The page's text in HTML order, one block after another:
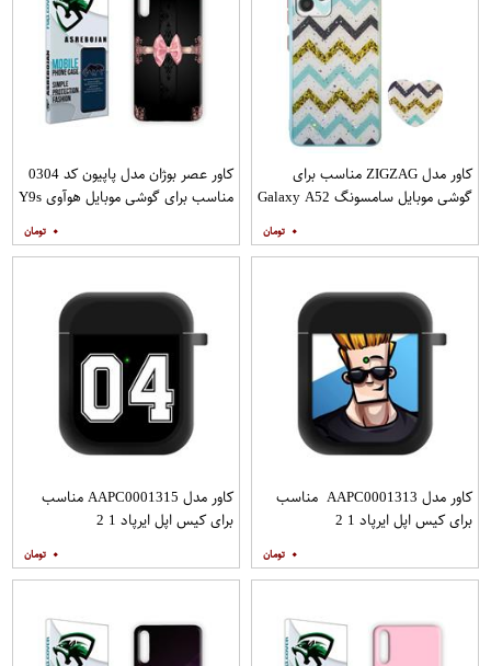
کاور مدل ZIGZAG مناسب برای
گوشی موبایل سامسونگ Galaxy A52
۰
کاور عصر بوژان مدل پاپیون کد 0304
مناسب برای گوشی موبایل هوآوی Y9s
۰
کاور مدل AAPC0001313 مناسب
برای کیس اپل ایرپاد 1 2
۰
کاور مدل AAPC0001315 مناسب
برای کیس اپل ایرپاد 1 2
۰